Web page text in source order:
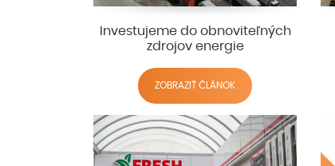
Investujeme do obnoviteľných
zdrojov energie
ZOBRAZIŤ ČLÁNOK